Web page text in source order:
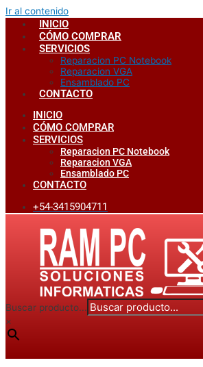
Ir al contenido
INICIO
CÓMO COMPRAR
SERVICIOS
Reparacion PC Notebook
Reparacion VGA
Ensamblado PC
CONTACTO
INICIO
CÓMO COMPRAR
SERVICIOS
Reparacion PC Notebook
Reparacion VGA
Ensamblado PC
CONTACTO
+54-3415904711
Buscar producto...
×